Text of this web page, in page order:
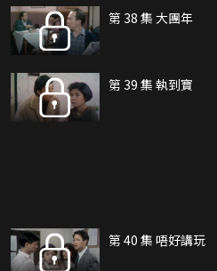
第 38 集 大團年
第 39 集 執到寶
第 40 集 唔好講玩